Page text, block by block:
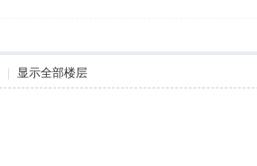
| 显示全部楼层